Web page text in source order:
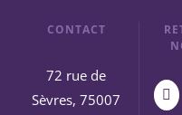
CONTACT
72 rue de
Sèvres, 75007